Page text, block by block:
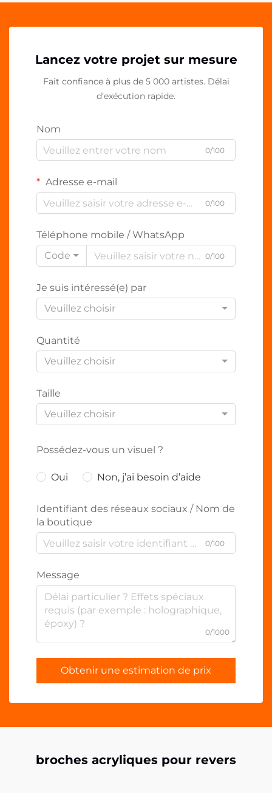
Lancez votre projet sur mesure
Fait confiance à plus de 5 000 artistes. Délai
d’exécution rapide.
Nom
0/100
Adresse e-mail
0/100
Téléphone mobile / WhatsApp
Code
0/100
Je suis intéressé(e) par
Veuillez choisir
Quantité
Veuillez choisir
Taille
Veuillez choisir
Possédez-vous un visuel ?
Oui Non, j’ai besoin d’aide
Identifiant des réseaux sociaux / Nom de
la boutique
0/100
Message
0/1000
Obtenir une estimation de prix
broches acryliques pour revers